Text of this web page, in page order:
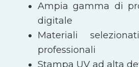
Ampia gamma di
digitale
Materiali
professionali
Stampa UV ad alta